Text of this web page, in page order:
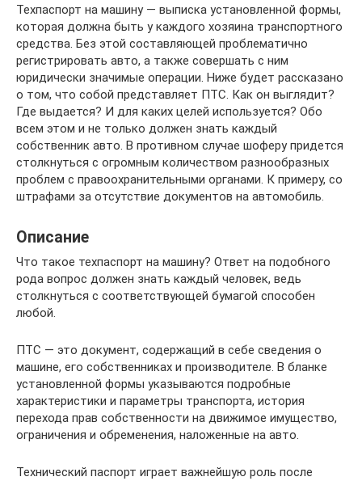
Техпаспорт на машину — выписка установленной формы,
которая должна быть у каждого хозяина транспортного
средства. Без этой составляющей проблематично
регистрировать авто, а также совершать с ним
юридически значимые операции. Ниже будет рассказано
о том, что собой представляет ПТС. Как он выглядит?
Где выдается? И для каких целей используется? Обо
всем этом и не только должен знать каждый
собственник авто. В противном случае шоферу придется
столкнуться с огромным количеством разнообразных
проблем с правоохранительными органами. К примеру, со
штрафами за отсутствие документов на автомобиль.
Описание
Что такое техпаспорт на машину? Ответ на подобного
рода вопрос должен знать каждый человек, ведь
столкнуться с соответствующей бумагой способен
любой.
ПТС — это документ, содержащий в себе сведения о
машине, его собственниках и производителе. В бланке
установленной формы указываются подробные
характеристики и параметры транспорта, история
перехода прав собственности на движимое имущество,
ограничения и обременения, наложенные на авто.
Технический паспорт играет важнейшую роль после